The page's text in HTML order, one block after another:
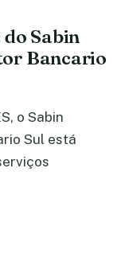
Sabin
Bancario
o Sabin
Sul está